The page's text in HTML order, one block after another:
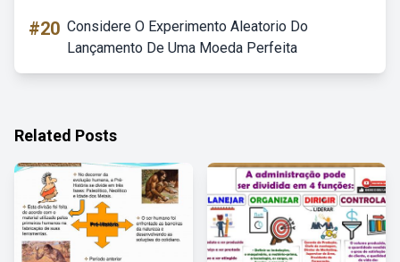
#20 Considere O Experimento Aleatorio Do
Lançamento De Uma Moeda Perfeita
Related Posts